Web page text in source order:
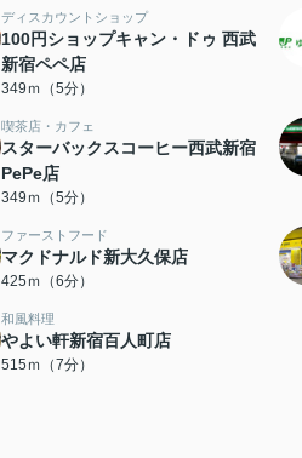
ディスカウントショップ
100円ショップキャン・ドゥ 西武
新宿ペペ店
349ｍ（5分）
喫茶店・カフェ
スターバックスコーヒー西武新宿
PePe店
349ｍ（5分）
ファーストフード
マクドナルド新大久保店
425ｍ（6分）
和風料理
やよい軒新宿百人町店
515ｍ（7分）